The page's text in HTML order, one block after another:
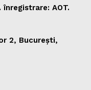
AOT.
2, București,